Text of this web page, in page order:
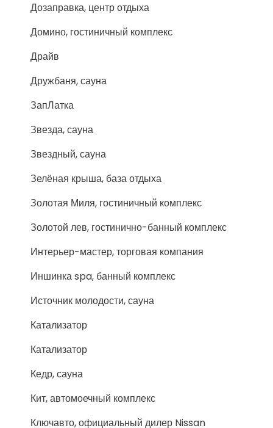
Дозаправка, центр отдыха
Домино, гостиничный комплекс
Драйв
Дружбаня, сауна
ЗапЛатка
Звезда, сауна
Звездный, сауна
Зелёная крыша, база отдыха
Золотая Миля, гостиничный комплекс
Золотой лев, гостинично-банный комплекс
Интерьер-мастер, торговая компания
Иншинка spa, банный комплекс
Источник молодости, сауна
Катализатор
Катализатор
Кедр, сауна
Кит, автомоечный комплекс
Ключавто, официальный дилер Nissan